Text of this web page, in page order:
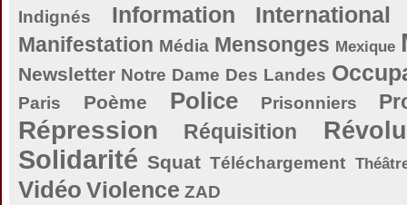
Indignés
Information International
Manifestation Média Mensonges Mexique
Newsletter Notre Dame Des Landes
Paris Poème Police Prisonniers
Répression Réquisition
Solidarité Squat Téléchargement
Vidéo Violence ZAD